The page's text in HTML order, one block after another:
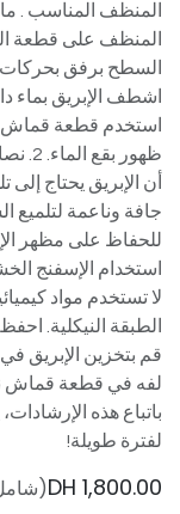
المنظف المناسب .
المنظف على قطعة
السطح برفق بحركات
اشطف الإبريق بماء
استخدم قطعة قماش
أن الإبريق يحتاج
جافة وناعمة لتلميع
استخدام الإسفنج
لا تستخدم مواد
قم بتخزين الإبريق
لفه في قطعة قماش
باتباع هذه
لفترة طويلة!
1,800.00